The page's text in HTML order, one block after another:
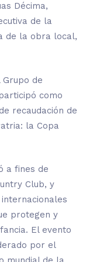
Décima,
de la
de la obra local,
de
como
recaudación de
la Copa
a fines de
Club, y
protegen y
El evento
por el